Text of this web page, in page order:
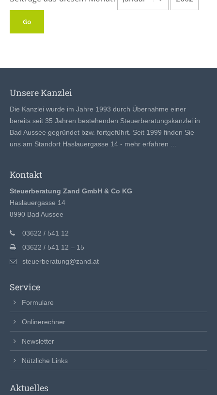
Unsere Kanzlei
Die Kanzlei wurde im Jahre 1993 durch Übernahme einer
bereits seit 35 Jahren bestehenden Steuerberatungskanzlei in
Bad Aussee gegründet bzw. fortgeführt. Seit 1999 finden Sie
uns am Standort Haslauergasse 14 - mehr erfahren ...
Kontakt
Steuerberatung Zand GmbH & Co KG
Haslauergasse 14
8990 Bad Aussee
03622 / 541 12
03622 / 541 12 – 15
steuerberatung@zand.at
Service
Formulare
Onlinerechner
Newsletter
Nützliche Links
Aktuelles